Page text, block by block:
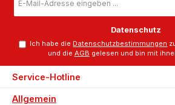
Mail-
Datenschutz
Ich habe die Datenschutzbestimmungen
und die AGB gelesen und bin mit
Service-Hotline
Allgemein